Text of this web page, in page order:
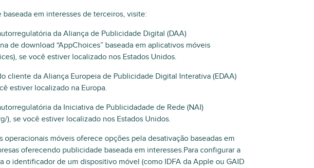
em interesses de terceiros, visite:
da Aliança de Publicidade Digital (DAA)
de download “AppChoices” baseada em aplicativos móveis
se você estiver localizado nos Estados Unidos.
cliente da Aliança Europeia de Publicidade Digital Interativa (EDAA)
estiver localizado na Europa.
da Iniciativa de Publicidadade de Rede (NAI)
se você estiver localizado nos Estados Unidos.
operacionais móveis oferece opções pela desativação baseadas em
oferecendo publicidade baseada em interesses.Para configurar a
o identificador de um dispositivo móvel (como IDFA da Apple ou GAID